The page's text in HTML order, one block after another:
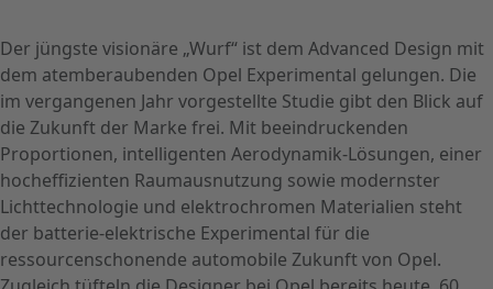
Der jüngste visionäre „Wurf“ ist dem Advanced Design mit
dem atemberaubenden Opel Experimental gelungen. Die
im vergangenen Jahr vorgestellte Studie gibt den Blick auf
die Zukunft der Marke frei. Mit beeindruckenden
Proportionen, intelligenten Aerodynamik-Lösungen, einer
hocheffizienten Raumausnutzung sowie modernster
Lichttechnologie und elektrochromen Materialien steht
der batterie-elektrische Experimental für die
ressourcenschonende automobile Zukunft von Opel.